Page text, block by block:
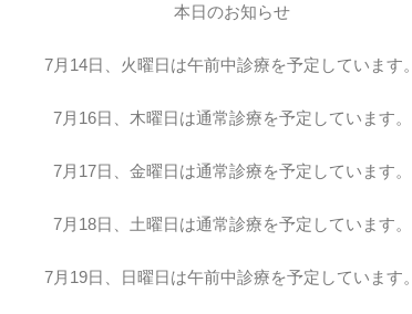
本日のお知らせ
7月14日、火曜日は午前中診療を予定しています。
7月16日、木曜日は通常診療を予定しています。
7月17日、金曜日は通常診療を予定しています。
7月18日、土曜日は通常診療を予定しています。
7月19日、日曜日は午前中診療を予定しています。